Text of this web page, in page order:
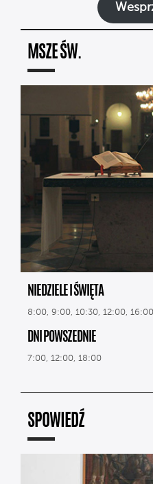
MSZE ŚW.
NIEDZIELE I ŚWIĘTA
8:00, 9:00, 10:30, 12:00,
DNI POWSZEDNIE
7:00, 12:00, 18:00
SPOWIEDŹ